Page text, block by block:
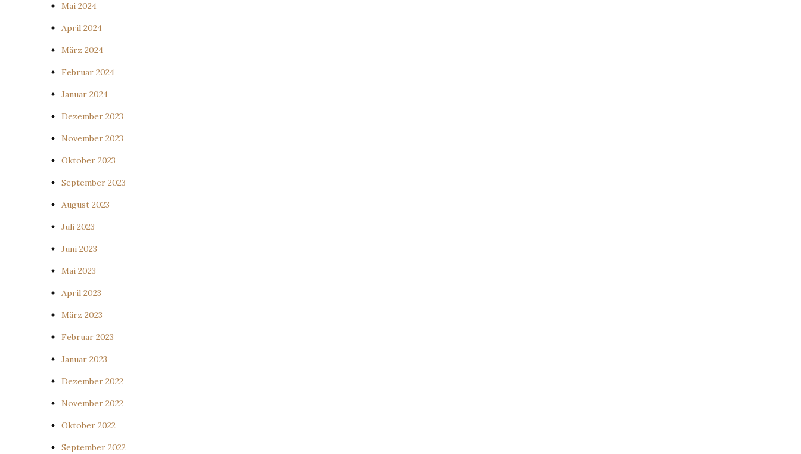
Mai 2024
April 2024
März 2024
Februar 2024
Januar 2024
Dezember 2023
November 2023
Oktober 2023
September 2023
August 2023
Juli 2023
Juni 2023
Mai 2023
April 2023
März 2023
Februar 2023
Januar 2023
Dezember 2022
November 2022
Oktober 2022
September 2022